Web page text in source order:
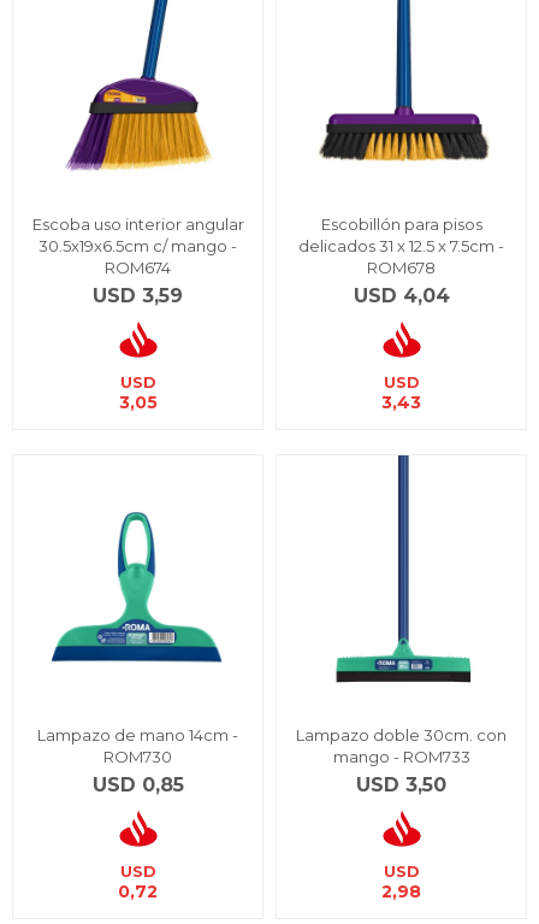
Escoba uso interior angular
30.5x19x6.5cm c/ mango -
ROM674
USD 3,59
USD
3,05
Escobillón para pisos
delicados 31 x 12.5 x 7.5cm -
ROM678
USD 4,04
USD
3,43
Lampazo de mano 14cm -
ROM730
USD 0,85
USD
0,72
Lampazo doble 30cm. con
mango - ROM733
USD 3,50
USD
2,98